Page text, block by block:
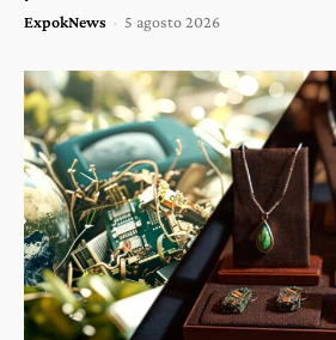
ExpokNews - 5 agosto 2026